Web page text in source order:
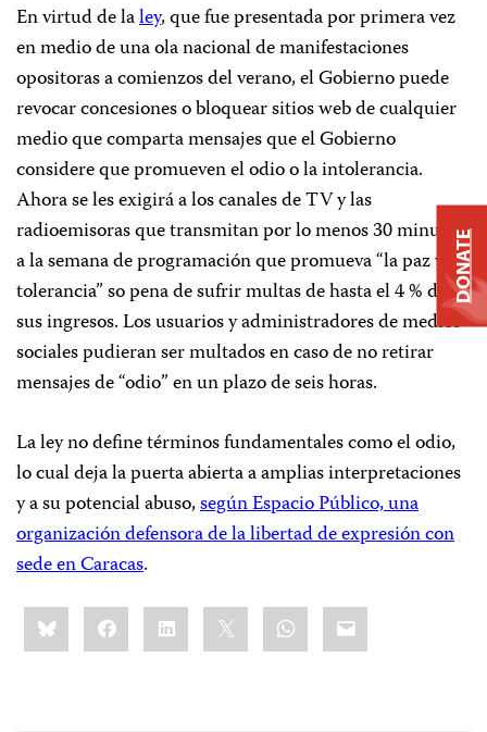
En virtud de laley, que fue presentada por primera vez
en medio de una ola nacional de manifestaciones
opositoras a comienzos del verano, el Gobierno puede
revocar concesiones o bloquear sitios web de cualquier
medio que comparta mensajes que el Gobierno
considere que promueven el odio o la intolerancia.
Ahora se les exigirá a los canales de TV y las
radioemisoras que transmitan por lo menos 30 minutos
a la semana de programación que promueva “la paz y la
tolerancia” so pena de sufrir multas de hasta el 4 % de
sus ingresos. Los usuarios y administradores de medios
sociales pudieran ser multados en caso de no retirar
mensajes de “odio” en un plazo de seis horas.
La ley no define términos fundamentales como el odio,
lo cual deja la puerta abierta a amplias interpretaciones
y a su potencial abuso,según Espacio Público, una
organización defensora de la libertad de expresión con
sede en Caracas.
Share
this:BlueskyFacebookLinkedIn WhatsApp
Email
DONATE